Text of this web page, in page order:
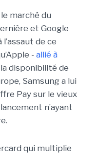
marché du
et Google
de ce
- allié à
disponibilité de
Samsung a lui
Pay sur le vieux
n’ayant
qui multiplie